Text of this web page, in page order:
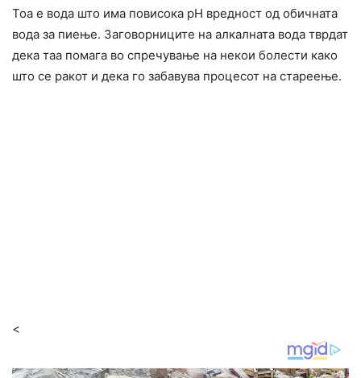
Тоа е вода што има повисока pH вредност од обичната
вода за пиење. Заговорниците на алкалната вода тврдат
дека таа помага во спречување на некои болести како
што се ракот и дека го забавува процесот на стареење.
<